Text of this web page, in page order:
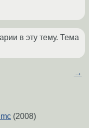
в эту тему. Тема
→
(2008)